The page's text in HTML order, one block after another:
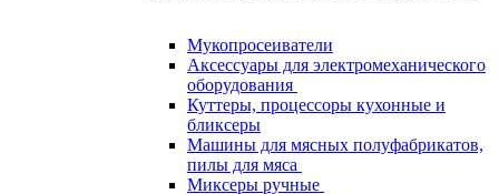
Мукопросеиватели
Аксессуары для электромеханического
оборудования
Куттеры, процессоры кухонные и
бликсеры
Машины для мясных полуфабрикатов,
пилы для мяса
Миксеры ручные